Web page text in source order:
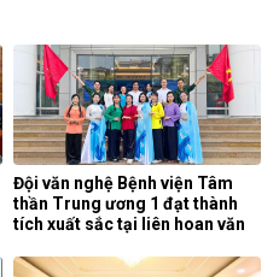
Đội văn nghệ Bệnh viện Tâm
thần Trung ương 1 đạt thành
tích xuất sắc tại liên hoan văn
lần thứ 5 năm 2026.